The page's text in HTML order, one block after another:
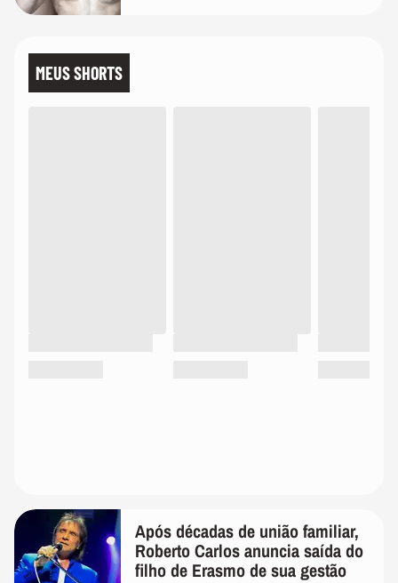
MEUS SHORTS
Após décadas de união familiar,
Roberto Carlos anuncia saída do
filho de Erasmo de sua gestão